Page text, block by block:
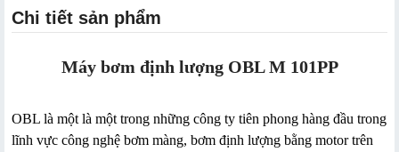
Chi tiết sản phẩm
Máy bơm định lượng OBL M 101PP
OBL là một là một trong những công ty tiên phong hàng đầu trong
lĩnh vực công nghệ bơm màng, bơm định lượng bằng motor trên